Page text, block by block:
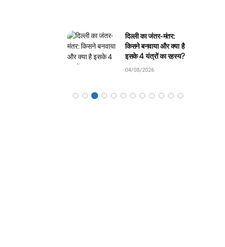
घमंडी मोर और समझदार
चिड़िया: बच्चों के लिए सुंदर
जंगल कहानी!
04/08/2026